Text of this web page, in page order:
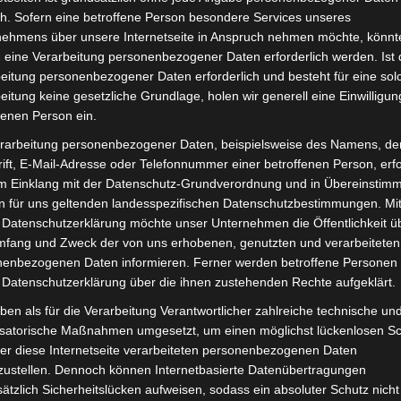
bereit. Im kommenden Jahr stehen die Dorfläden
zusammentragen, um ein erneutes
kindliche Erinnerungen beim Blättern und Lesen wach.
Exemplar! Auch sicherlich als Geschenk ideal!
Spende fürs Museum.
Sofern eine betroffene Person besondere Services unseres
über unsere Internetseite in Anspruch nehmen möchte,
eine Verarbeitung personenbezogener Daten erforderlich werden. Ist
personenbezogener Daten erforderlich und besteht für eine
keine gesetzliche Grundlage, holen wir generell eine
Person ein.
personenbezogener Daten, beispielsweise des Namens,
E-Mail-Adresse oder Telefonnummer einer betroffenen Person,
Einklang mit der Datenschutz-Grundverordnung und in
für uns geltenden landesspezifischen Datenschutzbestimmungen.
möchte unser Unternehmen die Öffentlichkeit
und Zweck der von uns erhobenen, genutzten und verarbeiteten
Daten informieren. Ferner werden betroffene Personen
über die ihnen zustehenden Rechte aufgeklärt.
als für die Verarbeitung Verantwortlicher zahlreiche technische und
Maßnahmen umgesetzt, um einen möglichst lückenlosen
diese Internetseite verarbeiteten personenbezogenen Daten
Dennoch können Internetbasierte Datenübertragungen
Sicherheitslücken aufweisen, sodass ein absoluter Schutz nicht